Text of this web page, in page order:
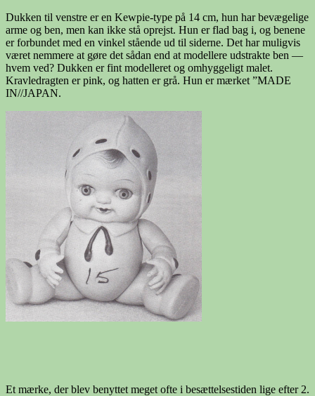
Dukken til venstre er en Kewpie-type på 14 cm, hun har bevægelige
arme og ben, men kan ikke stå oprejst. Hun er flad bag i, og benene
er forbundet med en vinkel stående ud til siderne. Det har muligvis
været nemmere at gøre det sådan end at modellere udstrakte ben —
hvem ved? Dukken er fint modelleret og omhyggeligt malet.
Kravledragten er pink, og hatten er grå. Hun er mærket ”MADE
IN//JAPAN.
Et mærke, der blev benyttet meget ofte i besættelsestiden lige efter 2.